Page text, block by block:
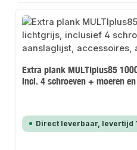
Extra plank MULTIplus85
incl. 4 schroeven + moeren
Direct leverbaar, levertijd